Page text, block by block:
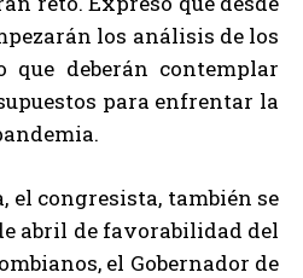
los análisis de los
que deberán contemplar
para enfrentar la
el congresista, también se
abril de favorabilidad del
el Gobernador de